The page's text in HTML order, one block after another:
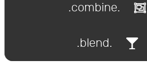
.combine.
.blend.